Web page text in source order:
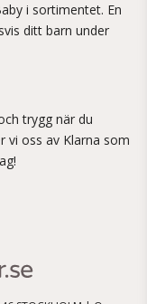
i sortimentet. En
ditt barn under
trygg när du
vi oss av Klarna som